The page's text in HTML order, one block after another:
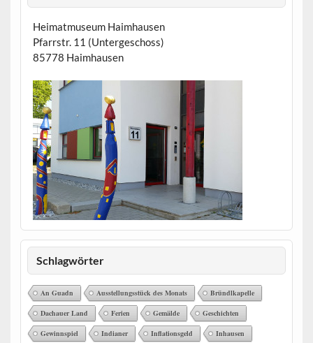
Heimatmuseum Haimhausen
Pfarrstr. 11 (Untergeschoss)
85778 Haimhausen
Schlagwörter
An Guadn Ausstellungsstück des Monats Bründlkapelle
Dachauer Land Ferien Gemälde Geschichten
Gewinnspiel Indianer Inflationsgeld Inhausen